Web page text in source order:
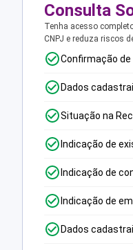
Consulta
Tenha acesso
CNPJ e reduza riscos
Confirmação de
Dados
Situação na
Indicação de
Indicação de
Indicação de
Dados